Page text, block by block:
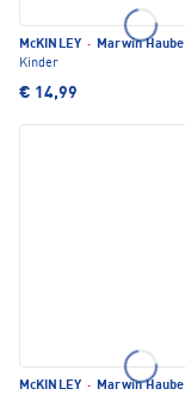
McKINLEY · Marwin Haube
Kinder
€ 14,99
McKINLEY · Marwin Haube